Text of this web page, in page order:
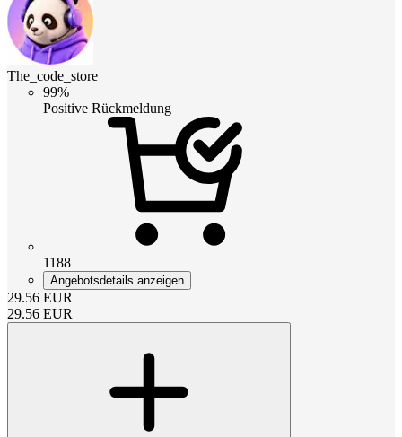
The_code_store
99%
Positive Rückmeldung
1188
Angebotsdetails anzeigen
29.56 EUR
29.56 EUR